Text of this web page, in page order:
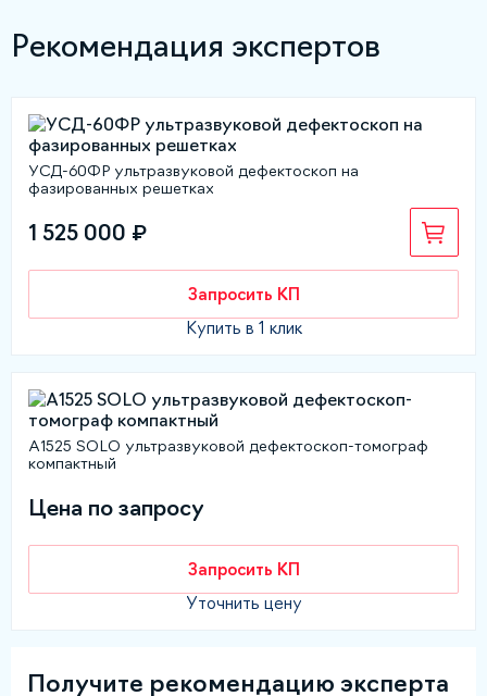
Рекомендация экспертов
УСД-60ФР ультразвуковой дефектоскоп на
фазированных решетках
1 525 000 ₽
Запросить КП
Купить в 1 клик
А1525 SOLO ультразвуковой дефектоскоп-томограф
компактный
Цена по запросу
Запросить КП
Уточнить цену
Получите рекомендацию эксперта